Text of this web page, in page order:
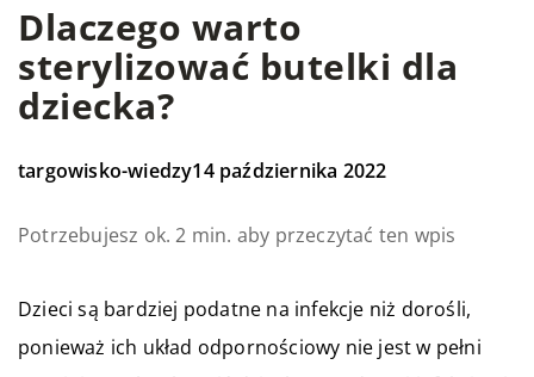
Dlaczego warto
sterylizować butelki dla
dziecka?
targowisko-wiedzy14 października 2022
Potrzebujesz ok. 2 min. aby przeczytać ten wpis
Dzieci są bardziej podatne na infekcje niż dorośli,
ponieważ ich układ odpornościowy nie jest w pełni